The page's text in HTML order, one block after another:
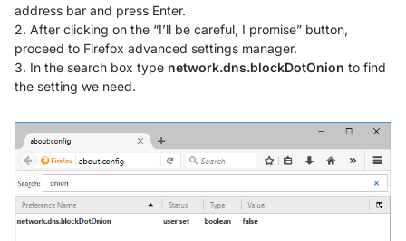
address bar and press Enter.
2. After clicking on the “I’ll be careful, I promise” button,
proceed to Firefox advanced settings manager.
3. In the search box type network.dns.blockDotOnion to find
the setting we need.